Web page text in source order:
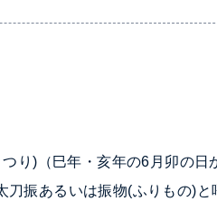
り)（巳年・亥年の6 月卯の日
刀振あるいは振物(ふりもの)と